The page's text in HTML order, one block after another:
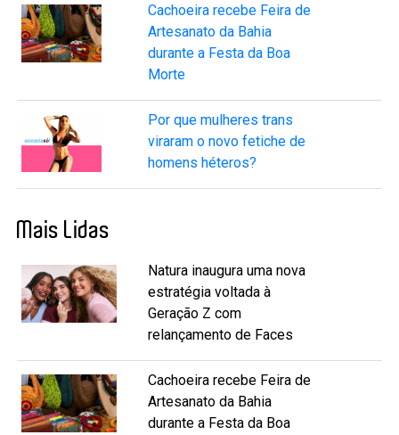
Cachoeira recebe Feira de
Artesanato da Bahia
durante a Festa da Boa
Morte
Por que mulheres trans
viraram o novo fetiche de
homens héteros?
Mais Lidas
Natura inaugura uma nova
estratégia voltada à
Geração Z com
relançamento de Faces
Cachoeira recebe Feira de
Artesanato da Bahia
durante a Festa da Boa